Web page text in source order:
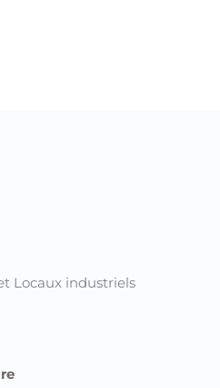
Locaux industriels